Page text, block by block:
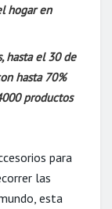
hogar en
hasta el 30 de
hasta 70%
productos
para
las
esta